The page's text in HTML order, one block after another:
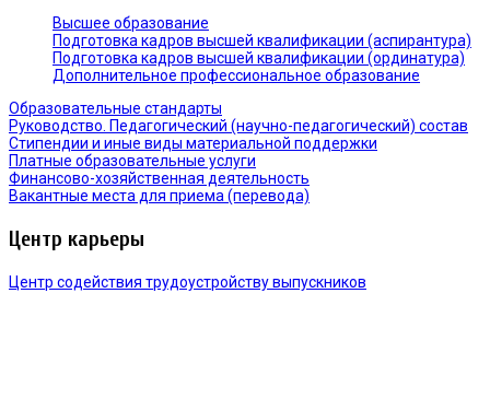
Высшее образование
Подготовка кадров высшей квалификации (аспирантура)
Подготовка кадров высшей квалификации (ординатура)
Дополнительное профессиональное образование
Образовательные стандарты
Руководство. Педагогический (научно-педагогический) состав
Стипендии и иные виды материальной поддержки
Платные образовательные услуги
Финансово-хозяйственная деятельность
Вакантные места для приема (перевода)
Центр карьеры
Центр содействия трудоустройству выпускников